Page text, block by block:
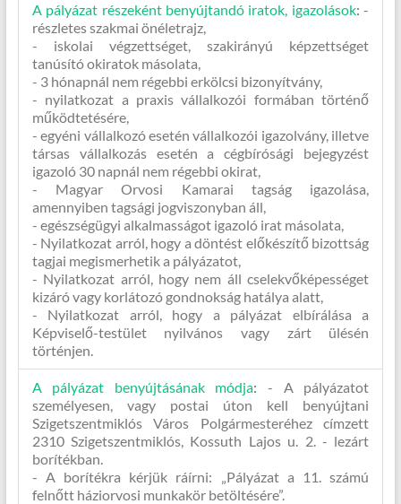
A pályázat részeként benyújtandó iratok, igazolások:-
részletes szakmai önéletrajz,
- iskolai végzettséget, szakirányú képzettséget
tanúsító okiratok másolata,
- 3 hónapnál nem régebbi erkölcsi bizonyítvány,
- nyilatkozat a praxis vállalkozói formában történő
működtetésére,
- egyéni vállalkozó esetén vállalkozói igazolvány, illetve
társas vállalkozás esetén a cégbírósági bejegyzést
igazoló 30 napnál nem régebbi okirat,
- Magyar Orvosi Kamarai tagság igazolása,
amennyiben tagsági jogviszonyban áll,
- egészségügyi alkalmasságot igazoló irat másolata,
- Nyilatkozat arról, hogy a döntést előkészítő bizottság
tagjai megismerhetik a pályázatot,
- Nyilatkozat arról, hogy nem áll cselekvőképességet
kizáró vagy korlátozó gondnokság hatálya alatt,
- Nyilatkozat arról, hogy a pályázat elbírálása a
Képviselő-testület nyilvános vagy zárt ülésén
történjen.
A pályázat benyújtásának módja:- A pályázatot
személyesen, vagy postai úton kell benyújtani
Szigetszentmiklós Város Polgármesteréhez címzett
2310 Szigetszentmiklós, Kossuth Lajos u. 2. - lezárt
borítékban.
- A borítékra kérjük ráírni: „Pályázat a 11. számú
felnőtt háziorvosi munkakör betöltésére”.